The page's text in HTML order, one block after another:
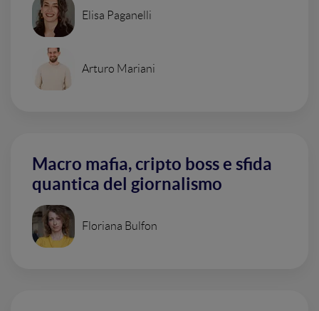
Elisa Paganelli
Arturo Mariani
Macro mafia, cripto boss e sfida
quantica del giornalismo
Floriana Bulfon